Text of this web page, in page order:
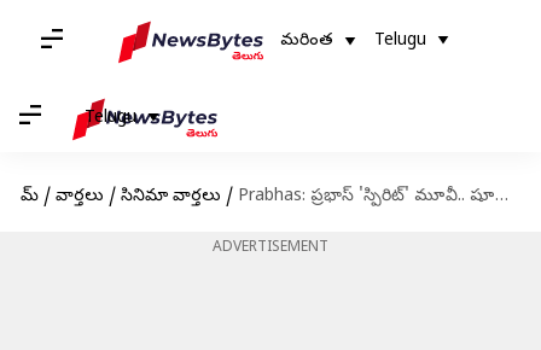
మరింత Telugu
Telugu
హోమ్ / వార్తలు / సినిమా వార్తలు / Prabhas: ప్రభాస్ 'స్పిరిట్' మూవీ.. షూటింగ్ తేదీని చెప్పిన ప్రముఖ నిర్మాత
ADVERTISEMENT